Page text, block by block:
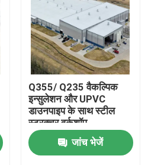
Q355/ Q235 वैकल्पिक
इन्सुलेशन और UPVC
डाउनपाइप के साथ स्टील
स्ट्रक्चर वर्कशॉप
जांच भेजें